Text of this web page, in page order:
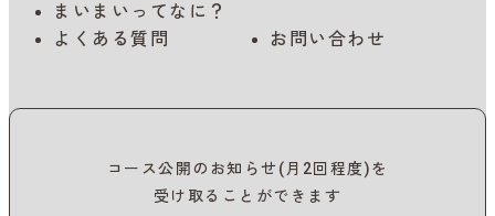
まいまいってなに？
よくある質問
お問い合わせ
コース公開のお知らせ(月2回程度)を
受け取ることができます